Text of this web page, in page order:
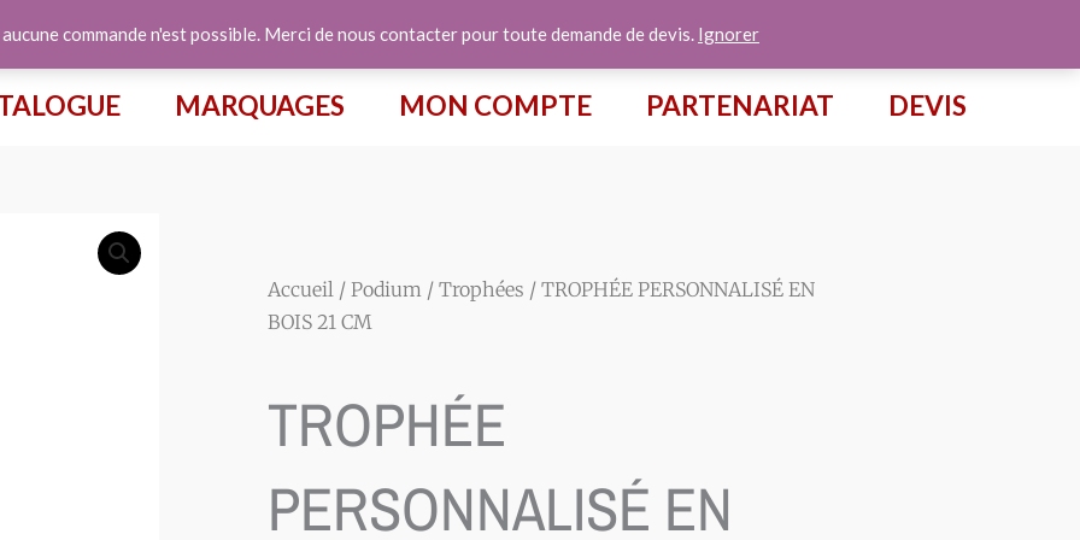
commande n'est possible. Merci de nous contacter pour toute demande de devis. Ignorer
MARQUAGES MON COMPTE PARTENARIAT DEVIS
Accueil / Podium / Trophées / TROPHÉE PERSONNALISÉ EN
BOIS 21 CM
TROPHÉE
PERSONNALISÉ EN